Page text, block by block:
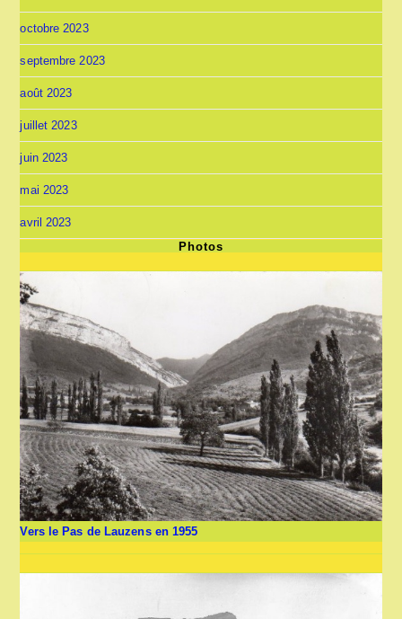
octobre 2023
septembre 2023
août 2023
juillet 2023
juin 2023
mai 2023
avril 2023
Photos
Vers le Pas de Lauzens en 1955